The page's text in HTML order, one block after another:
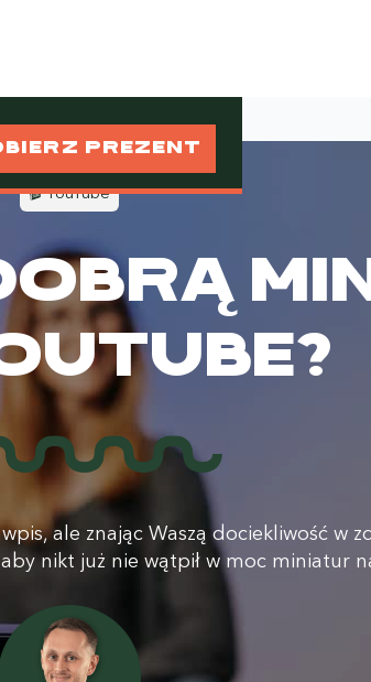
prezent
🎬 YouTube
ale znając Waszą dociekliwość w
nikt już nie wątpił w moc miniatur